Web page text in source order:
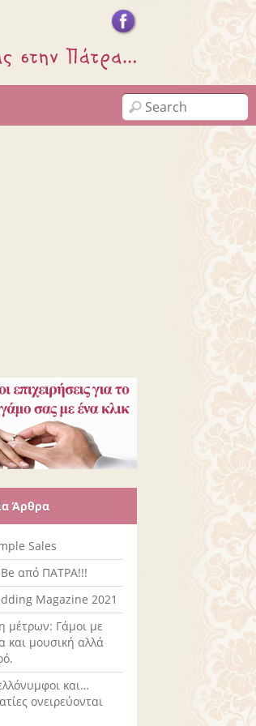
Άρθρα
Sales
από ΠΑΤΡΑ!!!
Magazine 2021
μέτρων: Γάμοι με
και μουσική αλλά
και…
ονειρεύονται